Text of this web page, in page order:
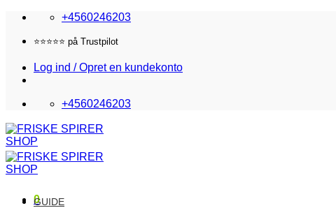
Fortsæt
indhold
+4560246203
⭐️⭐️⭐️⭐️⭐️ på Trustpilot
Log ind / Opret en kundekonto
+4560246203
0
GUIDE